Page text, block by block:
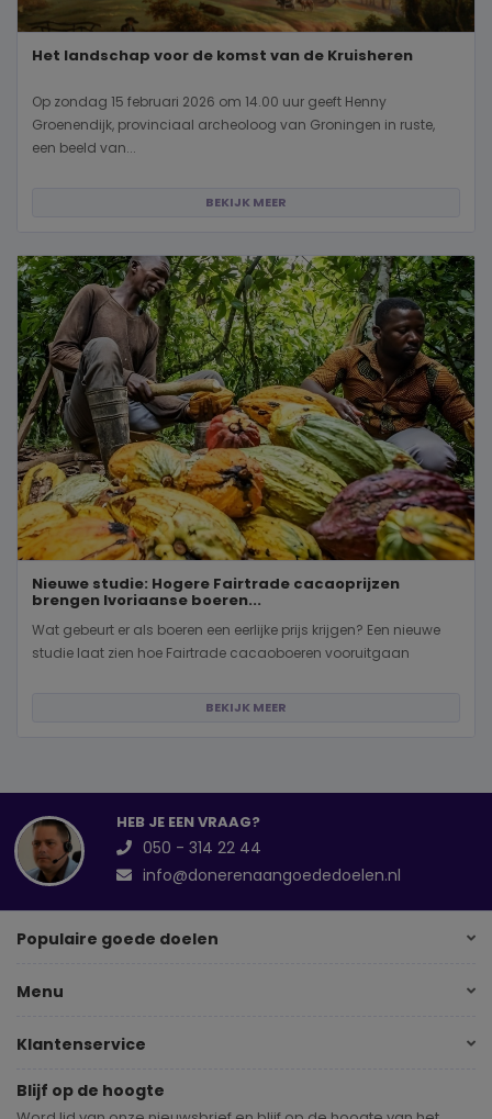
Het landschap voor de komst van de Kruisheren
Op zondag 15 februari 2026 om 14.00 uur geeft Henny
Groenendijk, provinciaal archeoloog van Groningen in ruste,
een beeld van...
BEKIJK MEER
Nieuwe studie: Hogere Fairtrade cacaoprijzen
brengen Ivoriaanse boeren...
Wat gebeurt er als boeren een eerlijke prijs krijgen? Een nieuwe
studie laat zien hoe Fairtrade cacaoboeren vooruitgaan
BEKIJK MEER
HEB JE EEN VRAAG?
050 - 314 22 44
info@donerenaangoededoelen.nl
Populaire goede doelen
Menu
Klantenservice
Blijf op de hoogte